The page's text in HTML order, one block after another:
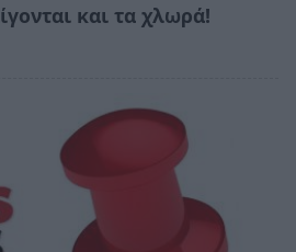
και τα χλωρά!